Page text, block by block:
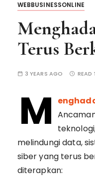
WEBBUSINESSONLINE
Terus
3 YEARS AGO READ
M
melindungi data,
siber yang terus
diterapkan: